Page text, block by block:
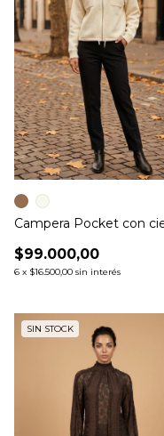
Campera Pocket con
$99.000,00
6 x $16.500,00 sin interés
SIN STOCK